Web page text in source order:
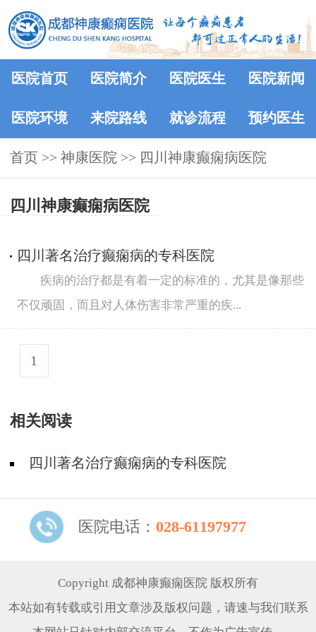
医院首页 医院简介 医院医生 医院新闻
医院环境 来院路线 就诊流程 预约医生
首页 >> 神康医院 >> 四川神康癫痫病医院
四川神康癫痫病医院
四川著名治疗癫痫病的专科医院
疾病的治疗都是有着一定的标准的，尤其是像那些
不仅顽固，而且对人体伤害非常严重的疾...
1
相关阅读
四川著名治疗癫痫病的专科医院
医院电话： 028-61197977
Copyright 成都神康癫痫医院 版权所有
本站如有转载或引用文章涉及版权问题，请速与我们联系